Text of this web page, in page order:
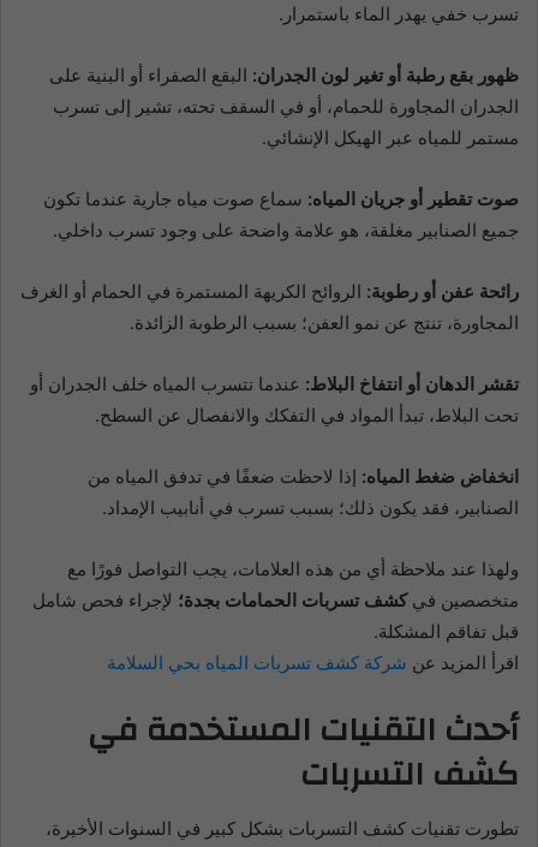
تسرب خفي يهدر الماء باستمرار.
ظهور بقع رطبة أو تغير لون الجدران: البقع الصفراء أو البنية على
الجدران المجاورة للحمام، أو في السقف تحته، تشير إلى تسرب
مستمر للمياه عبر الهيكل الإنشائي.
صوت تقطير أو جريان المياه: سماع صوت مياه جارية عندما تكون
جميع الصنابير مغلقة، هو علامة واضحة على وجود تسرب داخلي.
رائحة عفن أو رطوبة: الروائح الكريهة المستمرة في الحمام أو الغرف
المجاورة، تنتج عن نمو العفن؛ بسبب الرطوبة الزائدة.
تقشر الدهان أو انتفاخ البلاط: عندما تتسرب المياه خلف الجدران أو
تحت البلاط، تبدأ المواد في التفكك والانفصال عن السطح.
انخفاض ضغط المياه: إذا لاحظت ضعفًا في تدفق المياه من
الصنابير، فقد يكون ذلك؛ بسبب تسرب في أنابيب الإمداد.
ولهذا عند ملاحظة أي من هذه العلامات، يجب التواصل فورًا مع
متخصصين فيكشف تسربات الحمامات بجدة؛ لإجراء فحص شامل
قبل تفاقم المشكلة.
اقرأ المزيد عن شركة كشف تسربات المياه بحي السلامة
أحدث التقنيات المستخدمة في
كشف التسربات
تطورت تقنيات كشف التسربات بشكل كبير في السنوات الأخيرة،